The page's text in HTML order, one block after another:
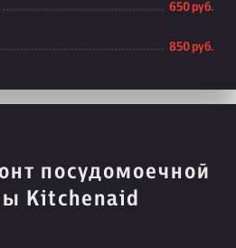
650 руб.
850 руб.
посудомоечной
Kitchenaid